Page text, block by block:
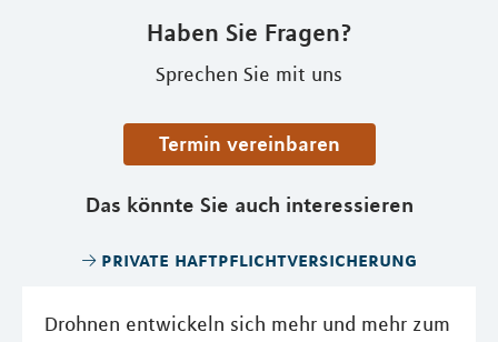
Haben Sie Fragen?
Sprechen Sie mit uns
Termin vereinbaren
Das könnte Sie auch interessieren
private haftpflichtversicherung
Drohnen entwickeln sich mehr und mehr zum